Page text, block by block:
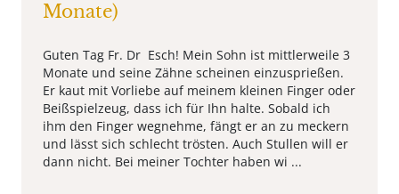
Monate)
Guten Tag Fr. Dr Esch! Mein Sohn ist mittlerweile 3
Monate und seine Zähne scheinen einzusprießen.
Er kaut mit Vorliebe auf meinem kleinen Finger oder
Beißspielzeug, dass ich für Ihn halte. Sobald ich
ihm den Finger wegnehme, fängt er an zu meckern
und lässt sich schlecht trösten. Auch Stullen will er
dann nicht. Bei meiner Tochter haben wi ...